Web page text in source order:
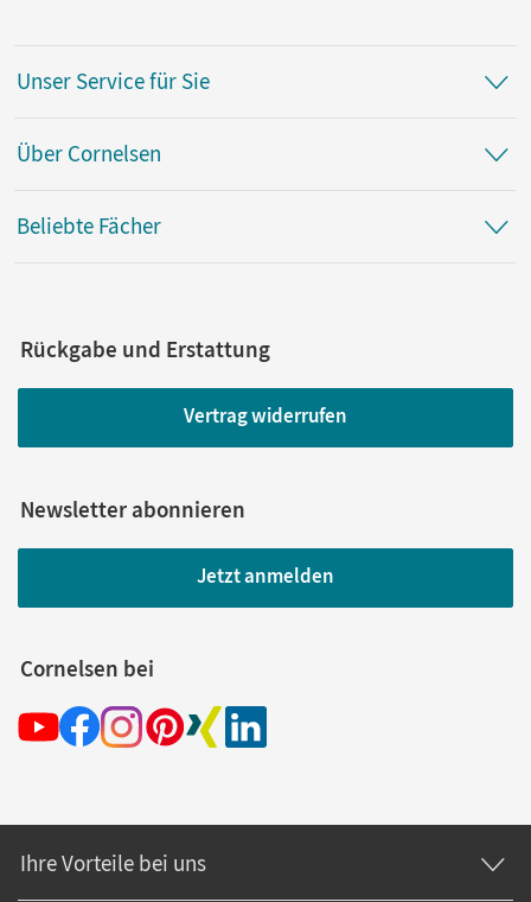
Unser Service für Sie
Über Cornelsen
Beliebte Fächer
Rückgabe und Erstattung
Vertrag widerrufen
Newsletter abonnieren
Jetzt anmelden
Cornelsen bei
Ihre Vorteile bei uns